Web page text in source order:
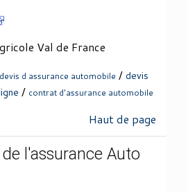
Val de France
devis d assurance automobile / devis
/ contrat d'assurance automobile
Haut de page
l'assurance Auto